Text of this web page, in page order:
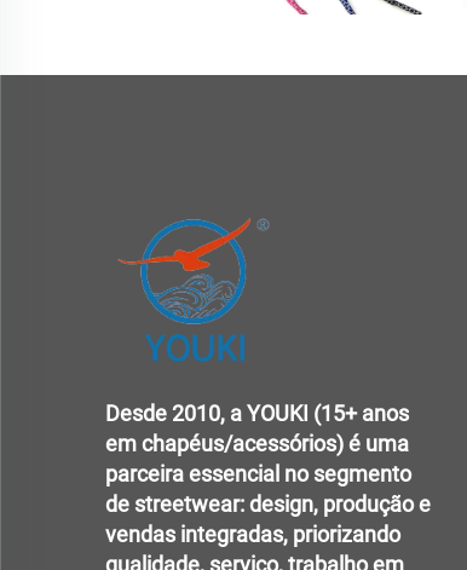
Desde 2010, a YOUKI (15+ anos
em chapéus/acessórios) é uma
parceira essencial no segmento
de streetwear: design, produção e
vendas integradas, priorizando
qualidade, serviço, trabalho em